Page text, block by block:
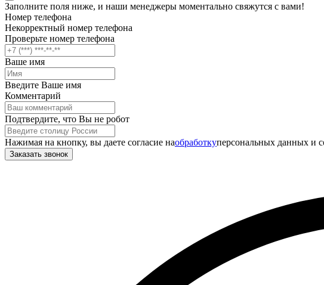
Заполните поля ниже, и наши менеджеры моментально свяжутся с вами!
Номер телефона
Некорректный номер телефона
Проверьте номер телефона
Ваше имя
Введите Ваше имя
Комментарий
Подтвердите, что Вы не робот
Нажимая на кнопку, вы даете согласие наобработкуперсональных данных и
Заказать звонок